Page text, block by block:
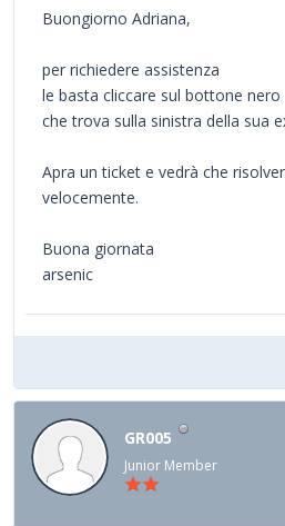
Buongiorno Adriana,
per richiedere assistenza
le basta cliccare sul bottone nero
che trova sulla sinistra della sua
Apra un ticket e vedrà che
velocemente.
Buona giornata
arsenic
GR005
Junior Member